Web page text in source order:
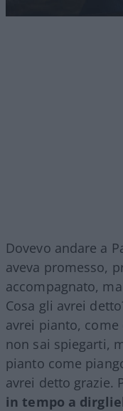
Dovevo andare a
aveva promesso,
accompagnato,
Cosa gli avrei
avrei pianto,
non sai spiegarti,
pianto come
avrei detto grazie.
in tempo a